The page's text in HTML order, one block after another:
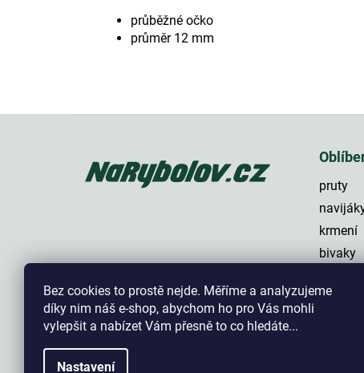
Bez cookies to prostě nejde. Měříme a analyzujeme
díky nim náš e-shop, abychom ho pro Vás mohli
vylepšit a nabízet Vám přesně to co hledáte...
Nastavení
průběžné očko
průměr 12 mm
pruty
krmení
bivaky
háčky